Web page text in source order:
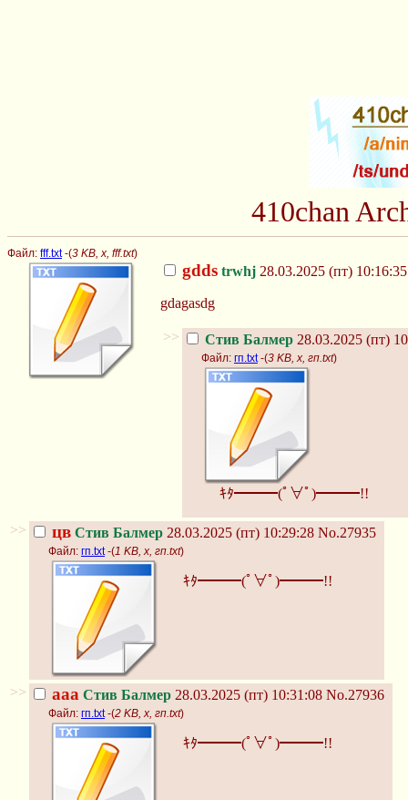
410chan
Файл: fff.txt-(3 KB, x, fff.txt)
gdds trwhj 28.03.2025 (пт) 10:16:35
gdagasdg
>> Стив Балмер 28.03.2025 (пт)
Файл: гп.txt-(3 KB, x, гп.txt)
ｷﾀ━━━(ﾟ∀ﾟ)━━━!!
>> цв Стив Балмер 28.03.2025 (пт) 10:29:28 No.27935
Файл: гп.txt-(1 KB, x, гп.txt)
ｷﾀ━━━(ﾟ∀ﾟ)━━━!!
>> ааа Стив Балмер 28.03.2025 (пт) 10:31:08 No.27936
Файл: гп.txt-(2 KB, x, гп.txt)
ｷﾀ━━━(ﾟ∀ﾟ)━━━!!